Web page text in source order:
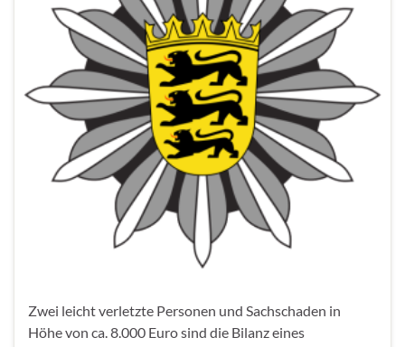
Zwei leicht verletzte Personen und Sachschaden in
Höhe von ca. 8.000 Euro sind die Bilanz eines